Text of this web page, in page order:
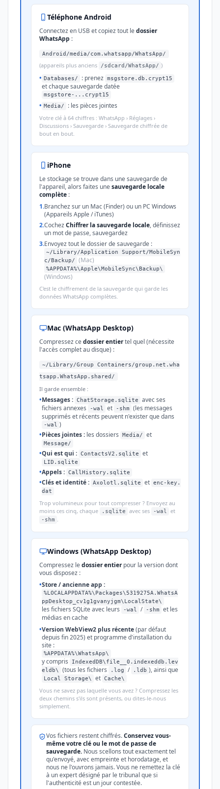
Téléphone Android
Connectez en USB et copiez tout ledossier
WhatsApp :
Android/media/com.whatsapp/WhatsApp/
(appareils plus anciens /sdcard/WhatsApp/ )
• Databases/ : prenez msgstore.db.crypt15
et chaque sauvegarde datée
msgstore-...crypt15
• Media/ : les pièces jointes
Votre clé à 64 chiffres : WhatsApp › Réglages ›
Discussions › Sauvegarde › Sauvegarde chiffrée de
bout en bout.
iPhone
Le stockage se trouve dans une sauvegarde de
l'appareil, alors faites unesauvegarde locale
complète :
1.Branchez sur un Mac (Finder) ou un PC Windows
(Appareils Apple / iTunes)
2.CochezChiffrer la sauvegarde locale, définissez
un mot de passe, sauvegardez
3.Envoyez tout le dossier de sauvegarde :
~/Library/Application Support/MobileSyn
c/Backup/
(Mac)
%APPDATA%\Apple\MobileSync\Backup\
(Windows)
C'est le chiffrement de la sauvegarde qui garde les
données WhatsApp complètes.
Mac (WhatsApp Desktop)
Compressez cedossier entiertel quel (nécessite
l'accès complet au disque) :
~/Library/Group Containers/group.net.wha
tsapp.WhatsApp.shared/
Il garde ensemble :
•Messages : ChatStorage.sqlite
avec ses
fichiers annexes
-wal et -shm
(les messages
supprimés et récents peuvent n'exister que dans
-wal )
•Pièces jointes : les dossiers Media/ et
Message/
•Qui est qui : ContactsV2.sqlite et
LID.sqlite
•Appels : CallHistory.sqlite
•Clés et identité : Axolotl.sqlite et enc-key.
dat
Trop volumineux pour tout compresser ? Envoyez au
moins ces cinq, chaque
.sqlite avec ses -wal et
-shm .
Windows (WhatsApp Desktop)
Compressez ledossier entierpour la version dont
vous disposez :
•Store / ancienne app :
%LOCALAPPDATA%\Packages\5319275A.WhatsA
ppDesktop_cv1g1gvanyjgm\LocalState\
les fichiers SQLite avec leurs -wal / -shm
et les
médias en cache
•Version WebView2 plus récente(par défaut
depuis fin 2025) et programme d'installation du
site :
%APPDATA%\WhatsApp\
y compris
IndexedDB\file__0.indexeddb.lev
eldb\
(tous les fichiers .log / .ldb ), ainsi que
Local Storage\ et Cache\
Vous ne savez pas laquelle vous avez ? Compressez les
deux chemins s'ils sont présents, ou dites-le-nous
simplement.
Vos fichiers restent chiffrés.Conservez vous-
même votre clé ou le mot de passe de
sauvegarde. Nous scellons tout exactement tel
qu'envoyé, avec empreinte et horodatage, et
nous ne l'ouvrons jamais. Vous ne remettez la clé
à un expert désigné par le tribunal que si
l'authenticité est un jour contestée.